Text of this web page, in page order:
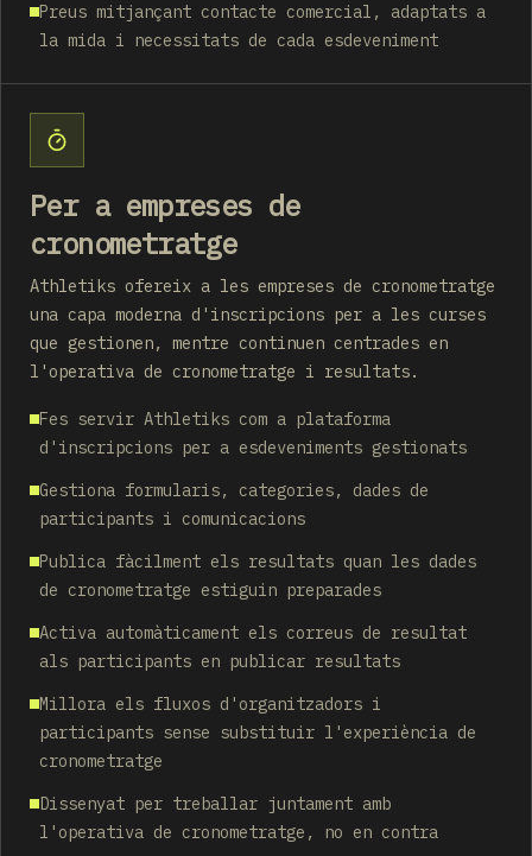
Preus mitjançant contacte comercial, adaptats a
la mida i necessitats de cada esdeveniment
Per a empreses de
cronometratge
Athletiks ofereix a les empreses de cronometratge
una capa moderna d'inscripcions per a les curses
que gestionen, mentre continuen centrades en
l'operativa de cronometratge i resultats.
Fes servir Athletiks com a plataforma
d'inscripcions per a esdeveniments gestionats
Gestiona formularis, categories, dades de
participants i comunicacions
Publica fàcilment els resultats quan les dades
de cronometratge estiguin preparades
Activa automàticament els correus de resultat
als participants en publicar resultats
Millora els fluxos d'organitzadors i
participants sense substituir l'experiència de
cronometratge
Dissenyat per treballar juntament amb
l'operativa de cronometratge, no en contra